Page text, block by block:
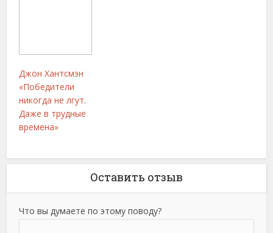
Джон Хантсмэн
«Победители
никогда не лгут.
Даже в трудные
времена»
Оставить отзыв
Что вы думаете по этому поводу?